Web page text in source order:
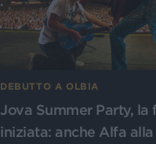
DEBUTTO A OLBIA
Jova Summer Party, la
iniziata: anche Alfa